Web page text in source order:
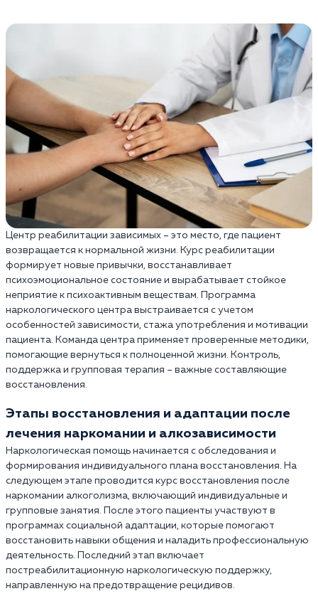
Центр реабилитации зависимых – это место, где пациент
возвращается к нормальной жизни. Курс реабилитации
формирует новые привычки, восстанавливает
психоэмоциональное состояние и вырабатывает стойкое
неприятие к психоактивным веществам. Программа
наркологического центра выстраивается с учетом
особенностей зависимости, стажа употребления и мотивации
пациента. Команда центра применяет проверенные методики,
помогающие вернуться к полноценной жизни. Контроль,
поддержка и групповая терапия – важные составляющие
восстановления.
Этапы восстановления и адаптации после
лечения наркомании и алкозависимости
Наркологическая помощь начинается с обследования и
формирования индивидуального плана восстановления. На
следующем этапе проводится курс восстановления после
наркомании алкоголизма, включающий индивидуальные и
групповые занятия. После этого пациенты участвуют в
программах социальной адаптации, которые помогают
восстановить навыки общения и наладить профессиональную
деятельность. Последний этап включает
постреабилитационную наркологическую поддержку,
направленную на предотвращение рецидивов.